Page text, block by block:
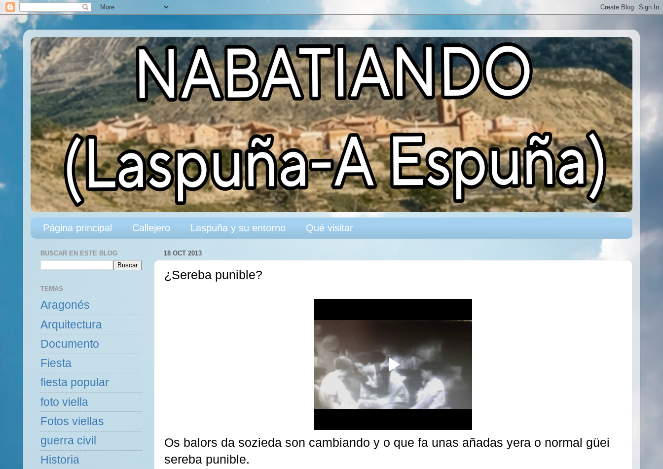
Página principal Callejero Laspuña y su entorno Qué visitar
18 OCT 2013
¿Sereba punible?
Os balors da sozieda son cambiando y o que fa unas añadas yera o normal güei
sereba punible.
BUSCAR EN ESTE BLOG
TEMAS
Aragonés
Arquitectura
Documento
Fiesta
fiesta popular
foto viella
Fotos viellas
guerra civil
Historia